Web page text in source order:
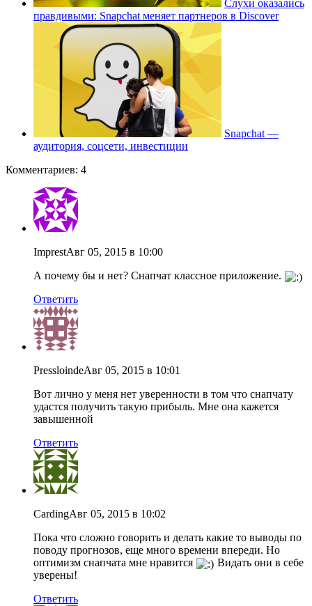
Слухи оказались
правдивыми: Snapchat меняет партнеров в Discover
Snapchat —
аудитория, соцсети, инвестиции
Комментариев: 4
ImprestАвг 05, 2015 в 10:00
А почему бы и нет? Снапчат классное приложение.
Ответить
PressloindeАвг 05, 2015 в 10:01
Вот лично у меня нет уверенности в том что снапчату
удастся получить такую прибыль. Мне она кажется
завышенной
Ответить
CardingАвг 05, 2015 в 10:02
Пока что сложно говорить и делать какие то выводы по
поводу прогнозов, еще много времени впереди. Но
оптимизм снапчата мне нравится
Видать они в себе
уверены!
Ответить